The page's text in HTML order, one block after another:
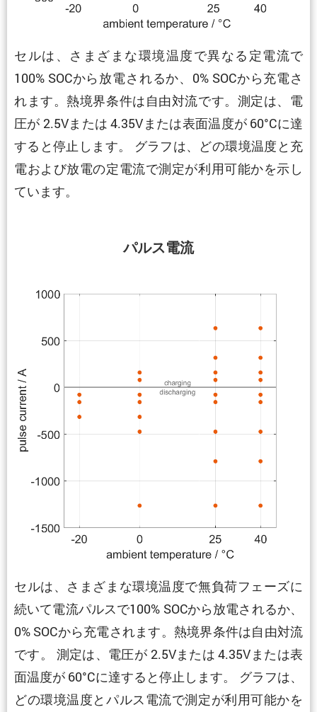
セルは、さまざまな環境温度で異なる定電流で
100% SOCから放電されるか、0% SOCから充電さ
れます。熱境界条件は自由対流です。測定は、電
圧が 2.5Vまたは 4.35Vまたは表面温度が 60°Cに達
すると停止します。 グラフは、どの環境温度と充
電および放電の定電流で測定が利用可能かを示し
ています。
パルス電流
セルは、さまざまな環境温度で無負荷フェーズに
続いて電流パルスで100% SOCから放電されるか、
0% SOCから充電されます。熱境界条件は自由対流
です。 測定は、電圧が 2.5Vまたは 4.35Vまたは表
面温度が 60°Cに達すると停止します。 グラフは、
どの環境温度とパルス電流で測定が利用可能かを